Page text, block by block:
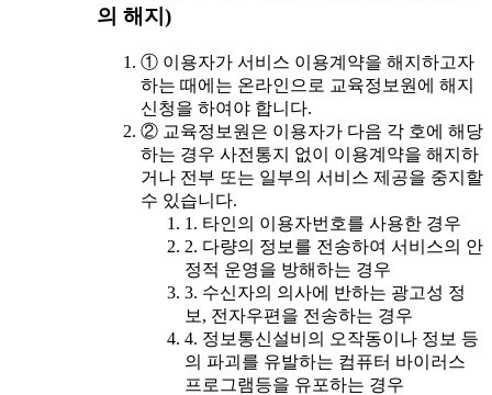
의 해지)
① 이용자가 서비스 이용계약을 해지하고자
하는 때에는 온라인으로 교육정보원에 해지
신청을 하여야 합니다.
② 교육정보원은 이용자가 다음 각 호에 해당
하는 경우 사전통지 없이 이용계약을 해지하
거나 전부 또는 일부의 서비스 제공을 중지할
수 있습니다.
1. 타인의 이용자번호를 사용한 경우
2. 다량의 정보를 전송하여 서비스의 안
정적 운영을 방해하는 경우
3. 수신자의 의사에 반하는 광고성 정
보, 전자우편을 전송하는 경우
4. 정보통신설비의 오작동이나 정보 등
의 파괴를 유발하는 컴퓨터 바이러스
프로그램등을 유포하는 경우